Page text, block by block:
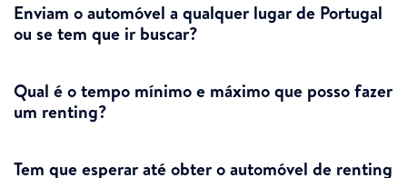
Enviam o automóvel a qualquer lugar de Portugal
ou se tem que ir buscar?
Qual é o tempo mínimo e máximo que posso fazer
um renting?
Tem que esperar até obter o automóvel de renting